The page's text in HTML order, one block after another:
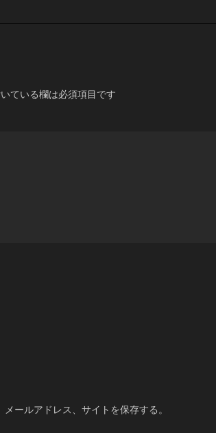
ている欄は必須項目です
ールアドレス、サイトを保存する。